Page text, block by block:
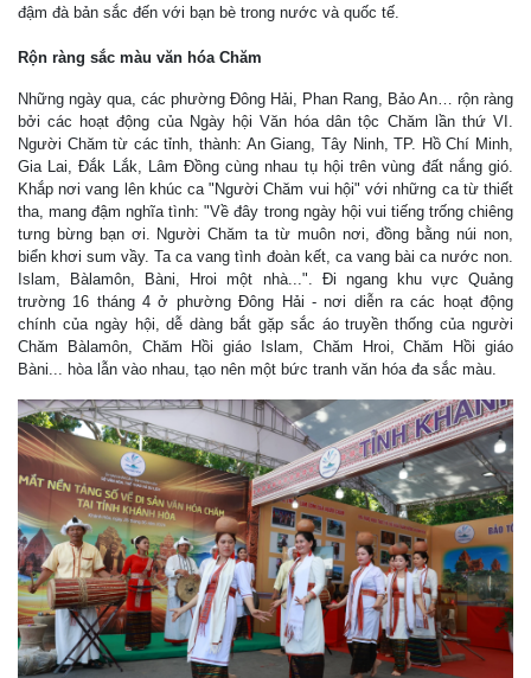
đậm đà bản sắc đến với bạn bè trong nước và quốc tế.
Rộn ràng sắc màu văn hóa Chăm
Những ngày qua, các phường Đông Hải, Phan Rang, Bảo An… rộn ràng
bởi các hoạt động của Ngày hội Văn hóa dân tộc Chăm lần thứ VI.
Người Chăm từ các tỉnh, thành: An Giang, Tây Ninh, TP. Hồ Chí Minh,
Gia Lai, Đắk Lắk, Lâm Đồng cùng nhau tụ hội trên vùng đất nắng gió.
Khắp nơi vang lên khúc ca "Người Chăm vui hội" với những ca từ thiết
tha, mang đậm nghĩa tình: "Về đây trong ngày hội vui tiếng trống chiêng
tưng bừng bạn ơi. Người Chăm ta từ muôn nơi, đồng bằng núi non,
biển khơi sum vầy. Ta ca vang tình đoàn kết, ca vang bài ca nước non.
Islam, Bàlamôn, Bàni, Hroi một nhà...". Đi ngang khu vực Quảng
trường 16 tháng 4 ở phường Đông Hải - nơi diễn ra các hoạt động
chính của ngày hội, dễ dàng bắt gặp sắc áo truyền thống của người
Chăm Bàlamôn, Chăm Hồi giáo Islam, Chăm Hroi, Chăm Hồi giáo
Bàni... hòa lẫn vào nhau, tạo nên một bức tranh văn hóa đa sắc màu.